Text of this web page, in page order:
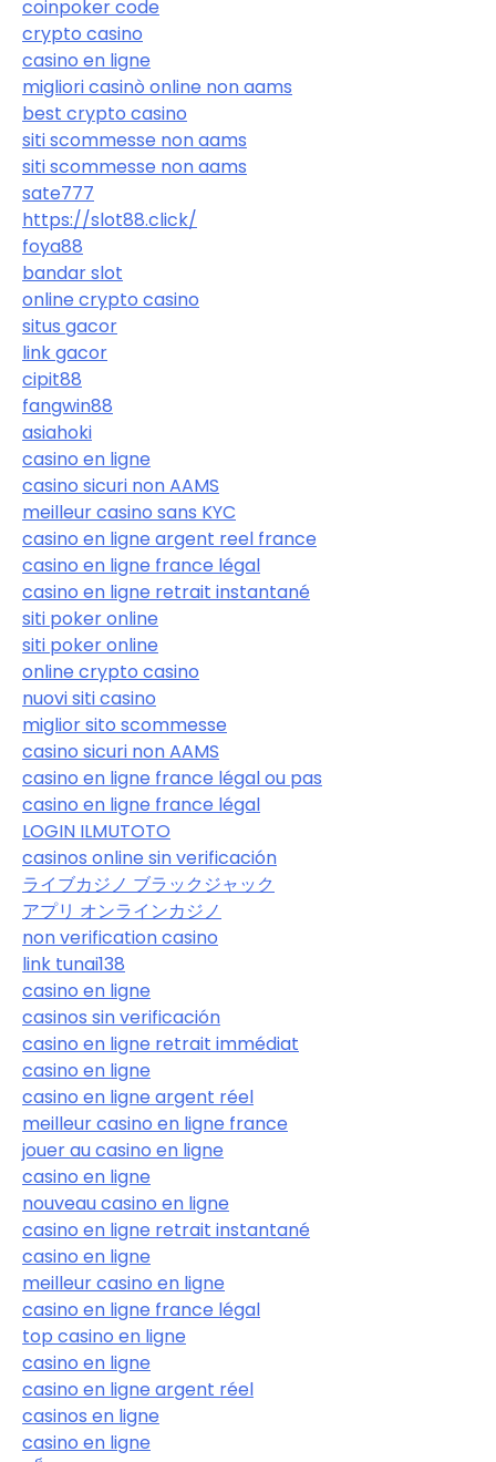
coinpoker code
crypto casino
casino en ligne
migliori casinò online non aams
best crypto casino
siti scommesse non aams
siti scommesse non aams
sate777
https://slot88.click/
foya88
bandar slot
online crypto casino
situs gacor
link gacor
cipit88
fangwin88
asiahoki
casino en ligne
casino sicuri non AAMS
meilleur casino sans KYC
casino en ligne argent reel france
casino en ligne france légal
casino en ligne retrait instantané
siti poker online
siti poker online
online crypto casino
nuovi siti casino
miglior sito scommesse
casino sicuri non AAMS
casino en ligne france légal ou pas
casino en ligne france légal
LOGIN ILMUTOTO
casinos online sin verificación
ライブカジノ ブラックジャック
アプリ オンラインカジノ
non verification casino
link tunai138
casino en ligne
casinos sin verificación
casino en ligne retrait immédiat
casino en ligne
casino en ligne argent réel
meilleur casino en ligne france
jouer au casino en ligne
casino en ligne
nouveau casino en ligne
casino en ligne retrait instantané
casino en ligne
meilleur casino en ligne
casino en ligne france légal
top casino en ligne
casino en ligne
casino en ligne argent réel
casinos en ligne
casino en ligne